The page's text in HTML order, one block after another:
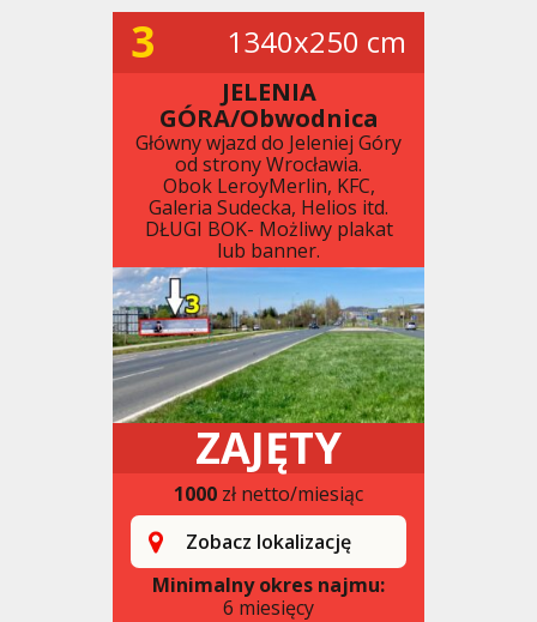
3 1340x250 cm
JELENIA
GÓRA/Obwodnica
Główny wjazd do Jeleniej Góry
od strony Wrocławia.
Obok LeroyMerlin, KFC,
Galeria Sudecka, Helios itd.
DŁUGI BOK- Możliwy plakat
lub banner.
ZAJĘTY
1000 zł netto/miesiąc
Zobacz lokalizację
Minimalny okres najmu:
6 miesięcy